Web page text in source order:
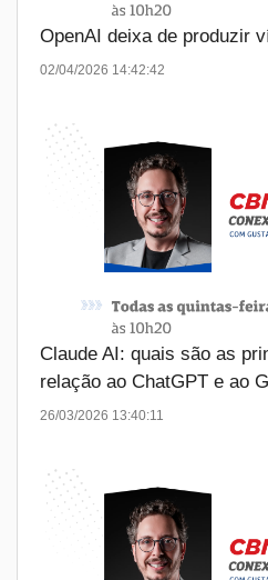
OpenAI deixa de produzir
02/04/2026 14:42:42
Claude AI: quais são as
relação ao ChatGPT e ao
26/03/2026 13:40:11